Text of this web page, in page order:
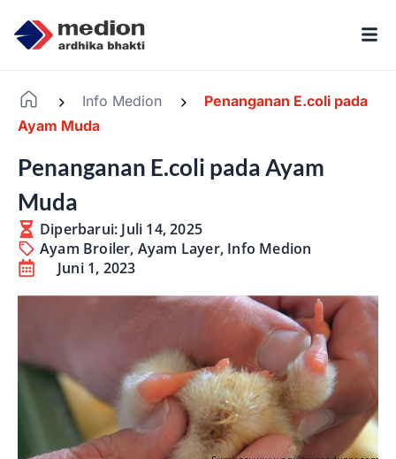
Info Medion
Penanganan E.coli pada
Ayam Muda
Penanganan E.coli pada Ayam
Muda
Diperbarui: Juli 14, 2025
Ayam Broiler, Ayam Layer, Info Medion
Juni 1, 2023